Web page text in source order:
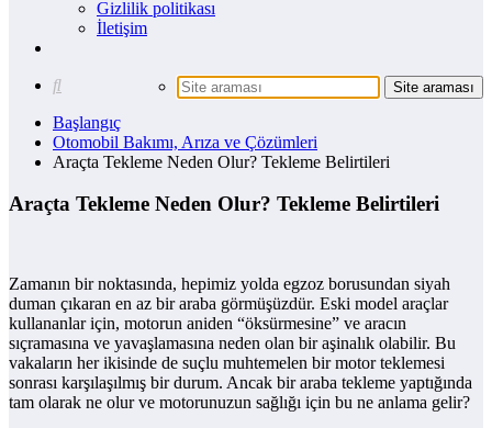
Gizlilik politikası
İletişim
Başlangıç
Otomobil Bakımı, Arıza ve Çözümleri
Araçta Tekleme Neden Olur? Tekleme Belirtileri
Araçta Tekleme Neden Olur? Tekleme Belirtileri
Zamanın bir noktasında, hepimiz yolda egzoz borusundan siyah
duman çıkaran en az bir araba görmüşüzdür. Eski model araçlar
kullananlar için, motorun aniden “öksürmesine” ve aracın
sıçramasına ve yavaşlamasına neden olan bir aşinalık olabilir. Bu
vakaların her ikisinde de suçlu muhtemelen bir motor teklemesi
sonrası karşılaşılmış bir durum. Ancak bir araba tekleme yaptığında
tam olarak ne olur ve motorunuzun sağlığı için bu ne anlama gelir?